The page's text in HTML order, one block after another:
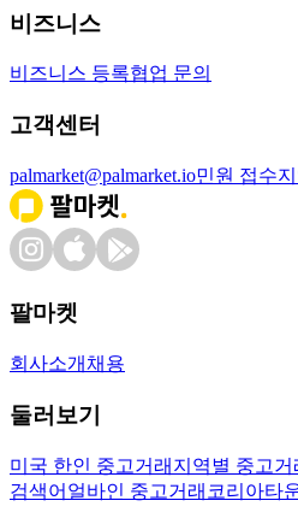
비즈니스
비즈니스 등록협업 문의
고객센터
palmarket@palmarket.io민원 접수
팔마켓
회사소개 채용
둘러보기
미국 한인 중고거래 지역별 중고거
검색어 얼바인 중고거래 코리아타